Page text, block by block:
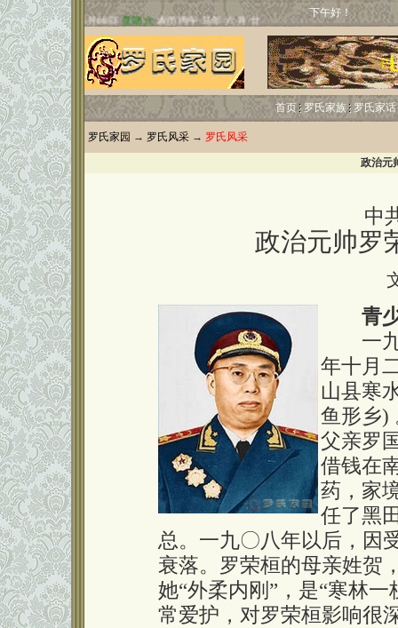
下午好！
首页 罗氏家族 罗氏家话
罗氏家园 → 罗氏风采 → 罗氏风采
政治元
中
政治元帅罗
青
一九
年十月
山县寒
鱼形乡)
父亲罗
借钱在
药，家
任了黑
总。一九〇八年以后，因
衰落。罗荣桓的母亲姓贺
她“外柔内刚”，是“寒林
常爱护，对罗荣桓影响很